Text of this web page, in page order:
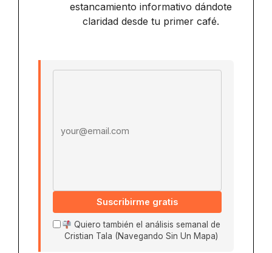
estancamiento informativo dándote
claridad desde tu primer café.
Suscribirme gratis
Quiero también el análisis semanal de
Cristian Tala (Navegando Sin Un Mapa)